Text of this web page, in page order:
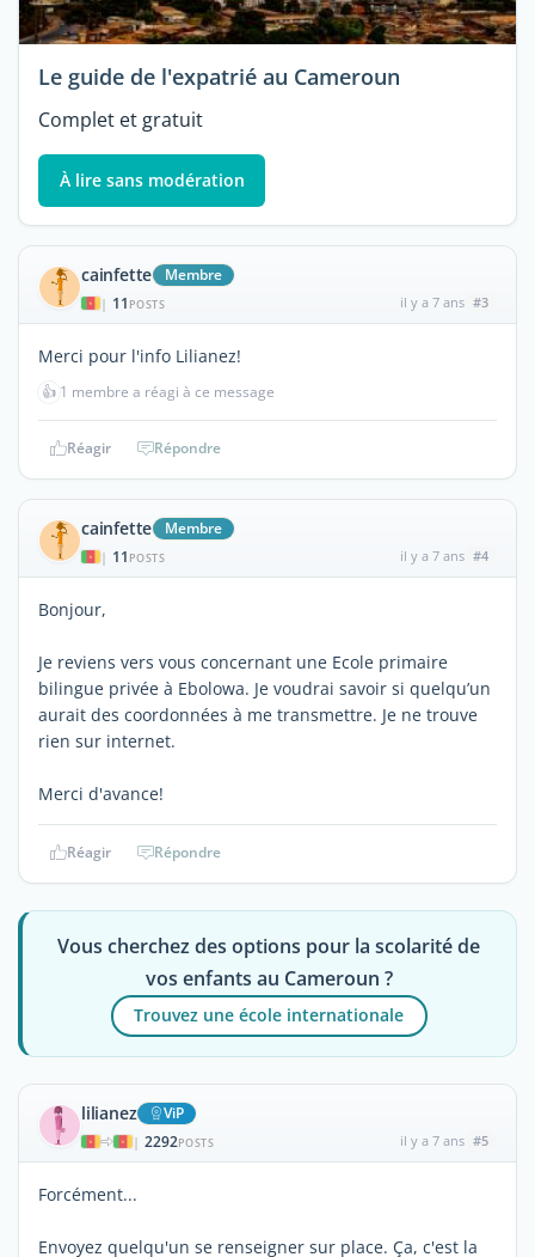
Le guide de l'expatrié au Cameroun
Complet et gratuit
À lire sans modération
cainfette Membre
| 11 POSTS il y a 7 ans #3
Merci pour l'info Lilianez!
👍 1 membre a réagi à ce message
Réagir Répondre
cainfette Membre
| 11 POSTS il y a 7 ans #4
Bonjour,
Je reviens vers vous concernant une Ecole primaire
bilingue privée à Ebolowa. Je voudrai savoir si quelqu’un
aurait des coordonnées à me transmettre. Je ne trouve
rien sur internet.
Merci d'avance!
Réagir Répondre
Vous cherchez des options pour la scolarité de
vos enfants au Cameroun ?
Trouvez une école internationale
lilianez ViP
| 2292POSTS il y a 7 ans #5
Forcément...
Envoyez quelqu'un se renseigner sur place. Ça, c'est la